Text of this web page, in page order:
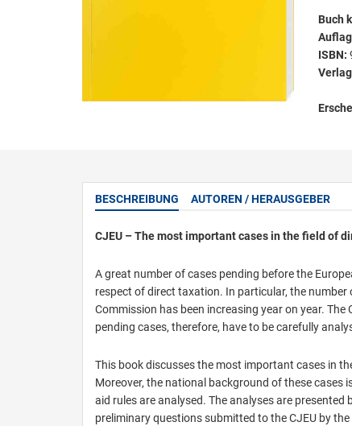
Buch
ISBN:
BESCHREIBUNG AUTOREN / HERAUSGEBER
CJEU – The most important cases in the field of
A great number of cases pending before the
respect of direct taxation. In particular, the
Commission has been increasing year on year.
pending cases, therefore, have to be carefully
This book discusses the most important cases in
Moreover, the national background of these
aid rules are analysed. The analyses are
preliminary questions submitted to the CJEU by